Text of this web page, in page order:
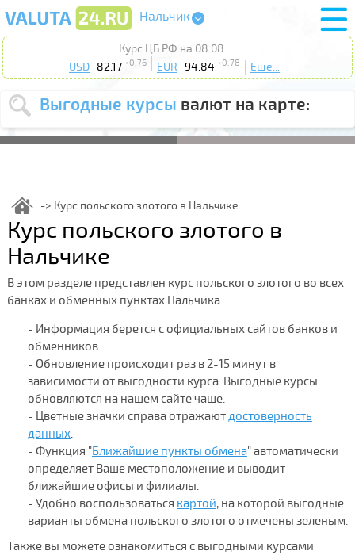
Нальчик
Курс ЦБ РФ на 08.08:
USD
82.17 +0.76 EUR 94.84 +0.78 Еще...
Выгодные курсы валют на карте:
Выберите
USD EUR
курс от
Выберите
действие: Продать Купить
Поиск
Курс польского злотого в Нальчике
Курс польского злотого в
Нальчике
В этом разделе представлен курс польского злотого во всех
банках и обменных пунктах Нальчика.
- Информация берется с официальных сайтов банков и
обменников.
- Обновление происходит раз в 2-15 минут в
зависимости от выгодности курса. Выгодные курсы
обновляются на нашем сайте чаще.
- Цветные значки справа отражаютдостоверность
данных.
- Функция "Ближайшие пункты обмена" автоматически
определяет Ваше местоположение и выводит
ближайшие офисы и филиалы.
- Удобно воспользоваться картой, на которой выгодные
варианты обмена польского злотого отмечены зеленым.
Также вы можете ознакомиться с выгодными курсами